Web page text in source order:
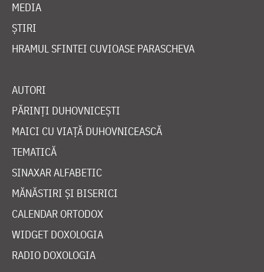
MEDIA
ȘTIRI
HRAMUL SFINTEI CUVIOASE PARASCHEVA
AUTORI
PĂRINȚI DUHOVNICEȘTI
MAICI CU VIAȚĂ DUHOVNICEASCĂ
TEMATICĂ
SINAXAR ALFABETIC
MĂNĂSTIRI ȘI BISERICI
CALENDAR ORTODOX
WIDGET DOXOLOGIA
RADIO DOXOLOGIA